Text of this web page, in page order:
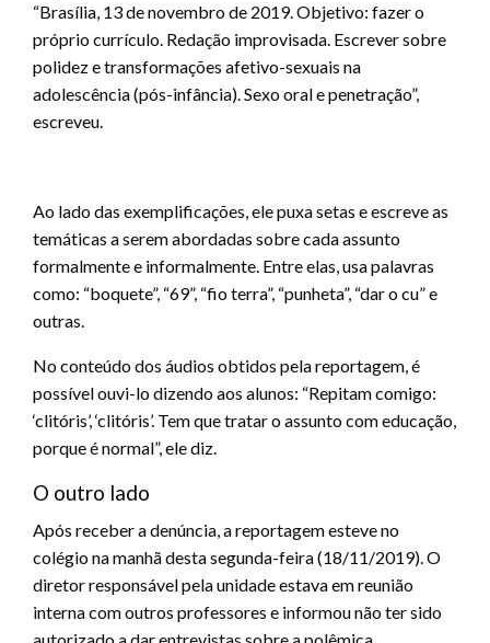
“Brasília, 13 de novembro de 2019. Objetivo: fazer o
próprio currículo. Redação improvisada. Escrever sobre
polidez e transformações afetivo-sexuais na
adolescência (pós-infância). Sexo oral e penetração”,
escreveu.
Ao lado das exemplificações, ele puxa setas e escreve as
temáticas a serem abordadas sobre cada assunto
formalmente e informalmente. Entre elas, usa palavras
como: “boquete”, “69”, “fio terra”, “punheta”, “dar o cu” e
outras.
No conteúdo dos áudios obtidos pela reportagem, é
possível ouvi-lo dizendo aos alunos: “Repitam comigo:
‘clitóris’, ‘clitóris’. Tem que tratar o assunto com educação,
porque é normal”, ele diz.
O outro lado
Após receber a denúncia, a reportagem esteve no
colégio na manhã desta segunda-feira (18/11/2019). O
diretor responsável pela unidade estava em reunião
interna com outros professores e informou não ter sido